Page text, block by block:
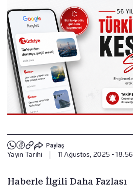
Paylaş
Yayın Tarihi 11 Ağustos, 2025 - 18:56
Haberle İlgili Daha Fazlası